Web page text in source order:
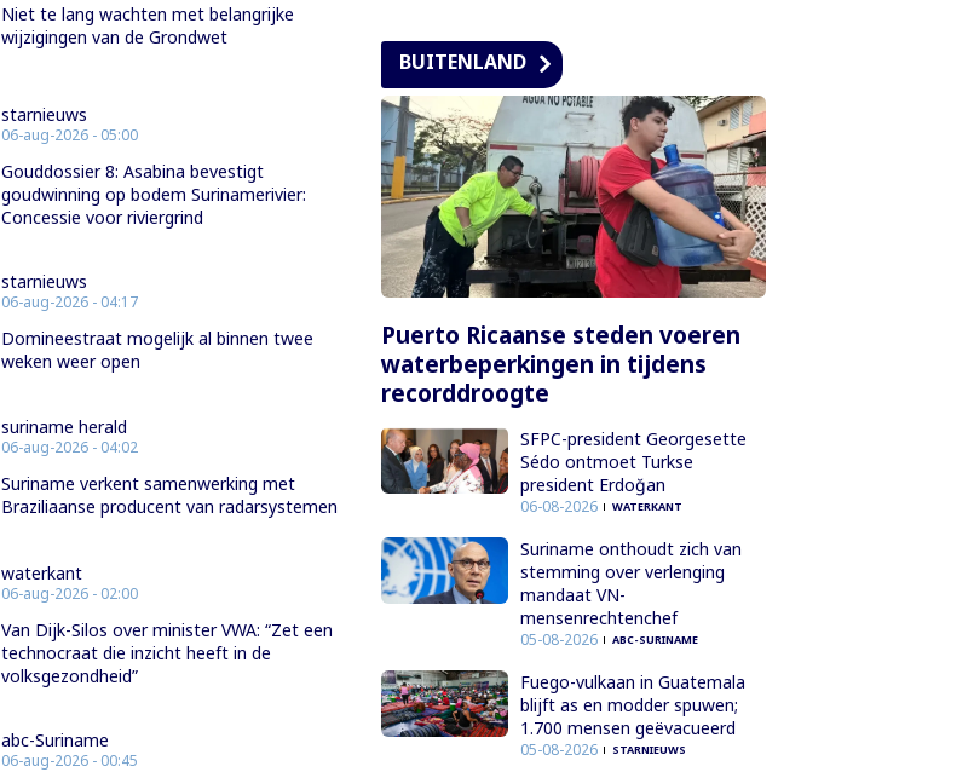
Niet te lang wachten met belangrijke
wijzigingen van de Grondwet
starnieuws
06-aug-2026 - 05:00
Gouddossier 8: Asabina bevestigt
goudwinning op bodem Surinamerivier:
Concessie voor riviergrind
starnieuws
06-aug-2026 - 04:17
Domineestraat mogelijk al binnen twee
weken weer open
suriname herald
06-aug-2026 - 04:02
Suriname verkent samenwerking met
Braziliaanse producent van radarsystemen
waterkant
06-aug-2026 - 02:00
Van Dijk-Silos over minister VWA: “Zet een
technocraat die inzicht heeft in de
volksgezondheid”
abc-Suriname
06-aug-2026 - 00:45
BUITENLAND
Puerto Ricaanse steden voeren
waterbeperkingen in tijdens
recorddroogte
SFPC-president Georgesette
Sédo ontmoet Turkse
president Erdoğan
06-08-2026 WATERKANT
Suriname onthoudt zich van
stemming over verlenging
mandaat VN-
mensenrechtenchef
05-08-2026 ABC-SURINAME
Fuego-vulkaan in Guatemala
blijft as en modder spuwen;
1.700 mensen geëvacueerd
05-08-2026 STARNIEUWS